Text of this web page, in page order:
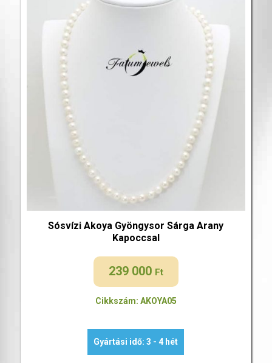
Sósvízi Akoya Gyöngysor Sárga Arany
Kapoccsal
239 000 Ft
Cikkszám: AKOYA05
Gyártási idő: 3 - 4 hét